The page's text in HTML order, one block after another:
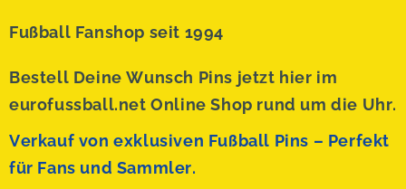
Fußball Fanshop seit 1994
Bestell Deine Wunsch Pins jetzt hier im
eurofussball.net Online Shop rund um die Uhr.
Verkauf von exklusiven Fußball Pins – Perfekt
für Fans und Sammler.